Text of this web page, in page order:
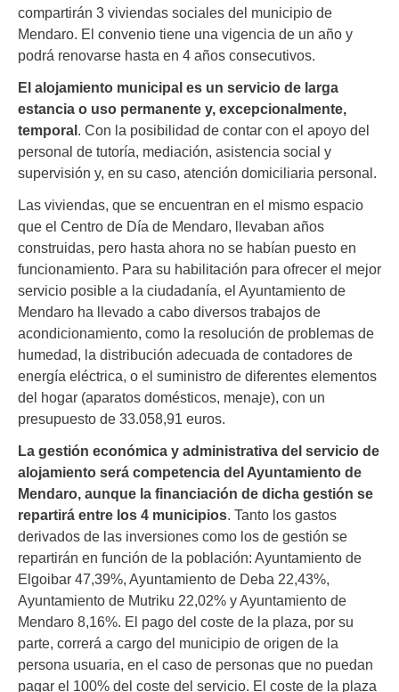
compartirán 3 viviendas sociales del municipio de
Mendaro. El convenio tiene una vigencia de un año y
podrá renovarse hasta en 4 años consecutivos.
El alojamiento municipal es un servicio de larga
estancia o uso permanente y, excepcionalmente,
temporal. Con la posibilidad de contar con el apoyo del
personal de tutoría, mediación, asistencia social y
supervisión y, en su caso, atención domiciliaria personal.
Las viviendas, que se encuentran en el mismo espacio
que el Centro de Día de Mendaro, llevaban años
construidas, pero hasta ahora no se habían puesto en
funcionamiento. Para su habilitación para ofrecer el mejor
servicio posible a la ciudadanía, el Ayuntamiento de
Mendaro ha llevado a cabo diversos trabajos de
acondicionamiento, como la resolución de problemas de
humedad, la distribución adecuada de contadores de
energía eléctrica, o el suministro de diferentes elementos
del hogar (aparatos domésticos, menaje), con un
presupuesto de 33.058,91 euros.
La gestión económica y administrativa del servicio de
alojamiento será competencia del Ayuntamiento de
Mendaro, aunque la financiación de dicha gestión se
repartirá entre los 4 municipios. Tanto los gastos
derivados de las inversiones como los de gestión se
repartirán en función de la población: Ayuntamiento de
Elgoibar 47,39%, Ayuntamiento de Deba 22,43%,
Ayuntamiento de Mutriku 22,02% y Ayuntamiento de
Mendaro 8,16%. El pago del coste de la plaza, por su
parte, correrá a cargo del municipio de origen de la
persona usuaria, en el caso de personas que no puedan
pagar el 100% del coste del servicio. El coste de la plaza